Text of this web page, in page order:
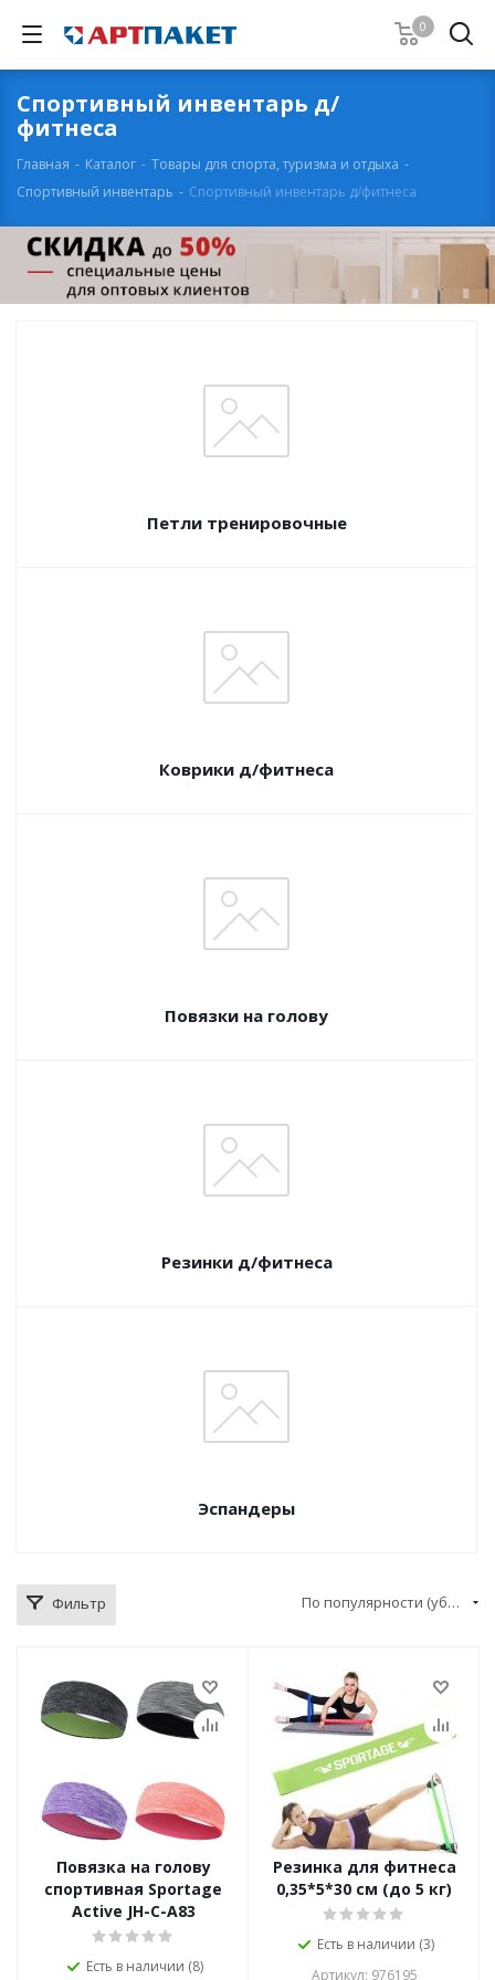
0
Спортивный инвентарь д/
фитнеса
Главная - Каталог - Товары для спорта, туризма и отдыха -
Спортивный инвентарь - Спортивный инвентарь д/фитнеса
Петли тренировочные
Коврики д/фитнеса
Повязки на голову
Резинки д/фитнеса
Эспандеры
Фильтр По популярности (убывание)
Повязка на голову
спортивная Sportage
Active JH-C-A83
Есть в наличии (8)
Резинка для фитнеса
0,35*5*30 см (до 5 кг)
Есть в наличии (3)
Артикул: 976195